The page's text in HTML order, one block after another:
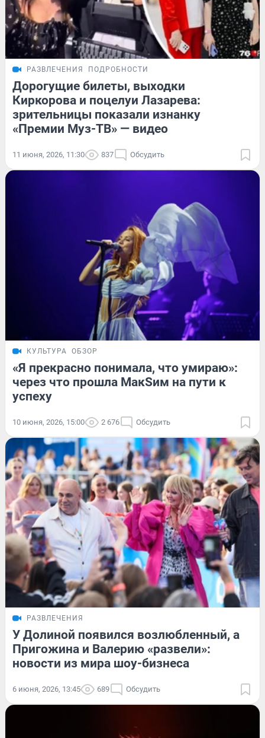
РАЗВЛЕЧЕНИЯ ПОДРОБНОСТИ
Дорогущие билеты, выходки
Киркорова и поцелуи Лазарева:
зрительницы показали изнанку
«Премии Муз-ТВ» — видео
11 июня, 2026, 11:30 837 Обсудить
КУЛЬТУРА ОБЗОР
«Я прекрасно понимала, что умираю»:
через что прошла МакSим на пути к
успеху
10 июня, 2026, 15:00 2 676 Обсудить
РАЗВЛЕЧЕНИЯ
У Долиной появился возлюбленный, а
Пригожина и Валерию «развели»:
новости из мира шоу-бизнеса
6 июня, 2026, 13:45 689 Обсудить